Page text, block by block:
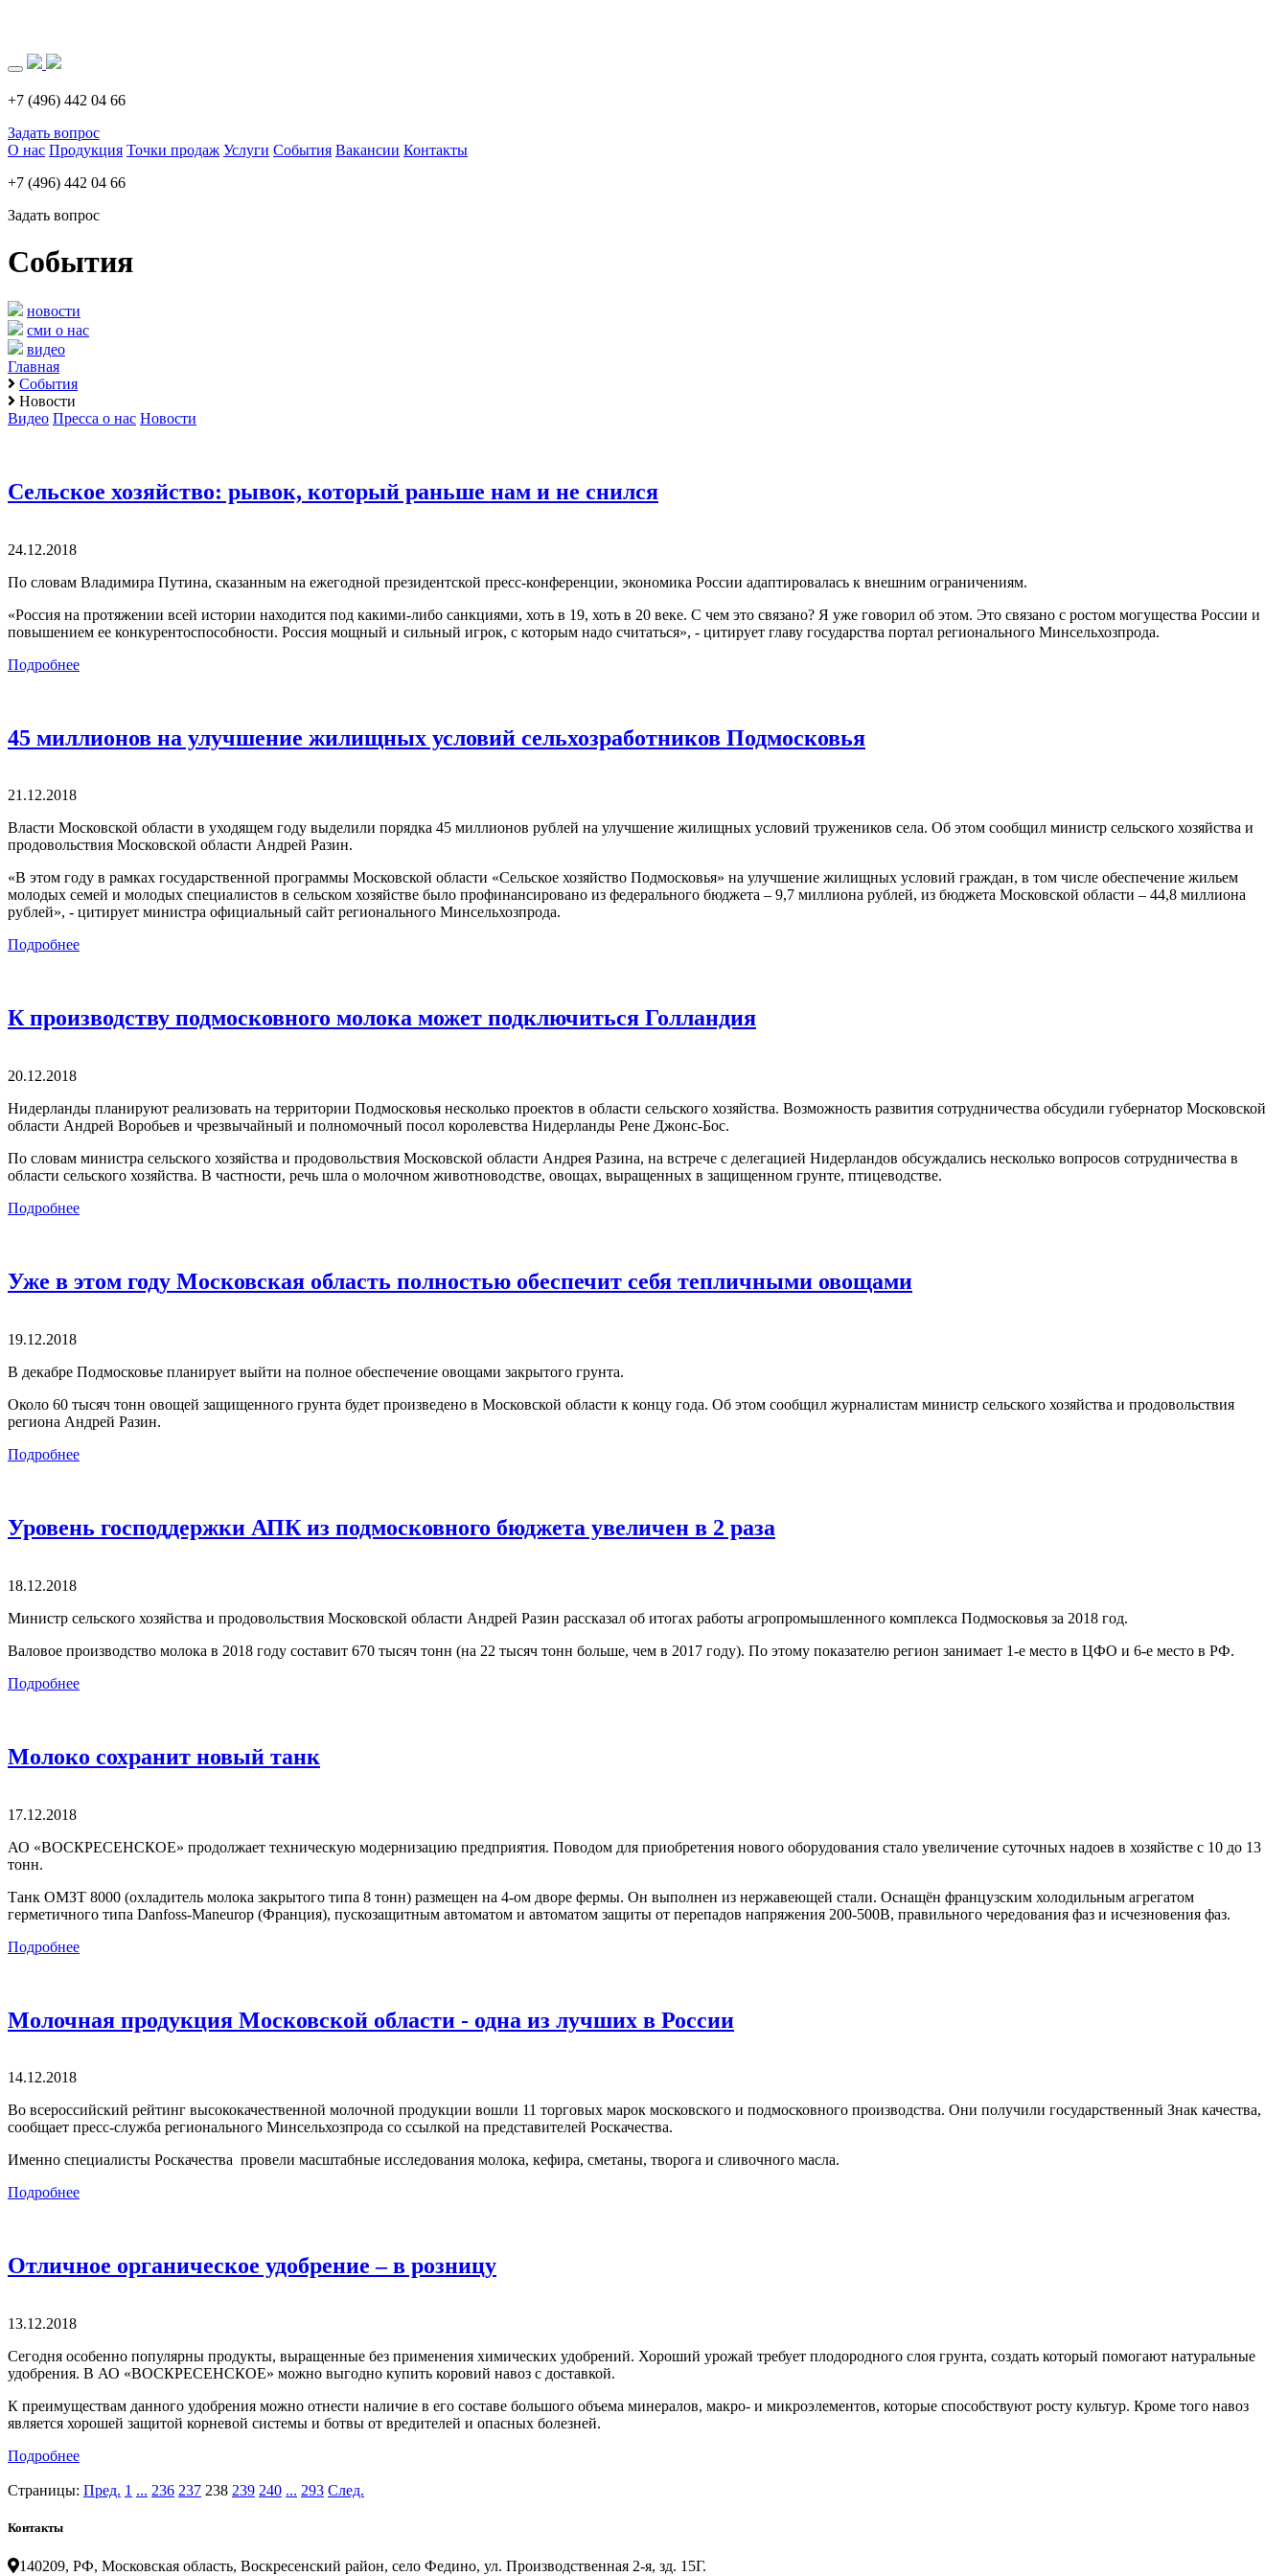
+7 (496) 442 04 66
Задать вопрос
О нас Продукция Точки продаж Услуги События Вакансии Контакты
+7 (496) 442 04 66
Задать вопрос
События
новости
сми о нас
видео
Главная
События
Новости
Видео Пресса о нас Новости
Сельское хозяйство: рывок, который раньше нам и не снился
24.12.2018
По словам Владимира Путина, сказанным на ежегодной президентской пресс-конференции, экономика России адаптировалась к внешним ограничениям.
«Россия на протяжении всей истории находится под какими-либо санкциями, хоть в 19, хоть в 20 веке. С чем это связано? Я уже говорил об этом. Это связано с ростом могущества России и
повышением ее конкурентоспособности. Россия мощный и сильный игрок, с которым надо считаться», - цитирует главу государства портал регионального Минсельхозпрода.
Подробнее
45 миллионов на улучшение жилищных условий сельхозработников Подмосковья
21.12.2018
Власти Московской области в уходящем году выделили порядка 45 миллионов рублей на улучшение жилищных условий тружеников села. Об этом сообщил министр сельского хозяйства и
продовольствия Московской области Андрей Разин.
«В этом году в рамках государственной программы Московской области «Сельское хозяйство Подмосковья» на улучшение жилищных условий граждан, в том числе обеспечение жильем
молодых семей и молодых специалистов в сельском хозяйстве было профинансировано из федерального бюджета – 9,7 миллиона рублей, из бюджета Московской области – 44,8 миллиона
рублей», - цитирует министра официальный сайт регионального Минсельхозпрода.
Подробнее
К производству подмосковного молока может подключиться Голландия
20.12.2018
Нидерланды планируют реализовать на территории Подмосковья несколько проектов в области сельского хозяйства. Возможность развития сотрудничества обсудили губернатор Московской
области Андрей Воробьев и чрезвычайный и полномочный посол королевства Нидерланды Рене Джонс-Бос.
По словам министра сельского хозяйства и продовольствия Московской области Андрея Разина, на встрече с делегацией Нидерландов обсуждались несколько вопросов сотрудничества в
области сельского хозяйства. В частности, речь шла о молочном животноводстве, овощах, выращенных в защищенном грунте, птицеводстве.
Подробнее
Уже в этом году Московская область полностью обеспечит себя тепличными овощами
19.12.2018
В декабре Подмосковье планирует выйти на полное обеспечение овощами закрытого грунта.
Около 60 тысяч тонн овощей защищенного грунта будет произведено в Московской области к концу года. Об этом сообщил журналистам министр сельского хозяйства и продовольствия
региона Андрей Разин.
Подробнее
Уровень господдержки АПК из подмосковного бюджета увеличен в 2 раза
18.12.2018
Министр сельского хозяйства и продовольствия Московской области Андрей Разин рассказал об итогах работы агропромышленного комплекса Подмосковья за 2018 год.
Валовое производство молока в 2018 году составит 670 тысяч тонн (на 22 тысяч тонн больше, чем в 2017 году). По этому показателю регион занимает 1-е место в ЦФО и 6-е место в РФ.
Подробнее
Молоко сохранит новый танк
17.12.2018
АО «ВОСКРЕСЕНСКОЕ» продолжает техническую модернизацию предприятия. Поводом для приобретения нового оборудования стало увеличение суточных надоев в хозяйстве с 10 до 13
тонн.
Танк ОМЗТ 8000 (охладитель молока закрытого типа 8 тонн) размещен на 4-ом дворе фермы. Он выполнен из нержавеющей стали. Оснащён французским холодильным агрегатом
герметичного типа Danfoss-Maneurop (Франция), пускозащитным автоматом и автоматом защиты от перепадов напряжения 200-500В, правильного чередования фаз и исчезновения фаз.
Подробнее
Молочная продукция Московской области - одна из лучших в России
14.12.2018
Во всероссийский рейтинг высококачественной молочной продукции вошли 11 торговых марок московского и подмосковного производства. Они получили государственный Знак качества,
сообщает пресс-служба регионального Минсельхозпрода со ссылкой на представителей Роскачества.
Именно специалисты Роскачества провели масштабные исследования молока, кефира, сметаны, творога и сливочного масла.
Подробнее
Отличное органическое удобрение – в розницу
13.12.2018
Сегодня особенно популярны продукты, выращенные без применения химических удобрений. Хороший урожай требует плодородного слоя грунта, создать который помогают натуральные
удобрения. В АО «ВОСКРЕСЕНСКОЕ» можно выгодно купить коровий навоз с доставкой.
К преимуществам данного удобрения можно отнести наличие в его составе большого объема минералов, макро- и микроэлементов, которые способствуют росту культур. Кроме того навоз
является хорошей защитой корневой системы и ботвы от вредителей и опасных болезней.
Подробнее
Страницы: Пред. 1 ... 236 237 238 239 240 ... 293 След.
Контакты
140209, РФ, Московская область, Воскресенский район, село Федино, ул. Производственная 2-я, зд. 15Г.